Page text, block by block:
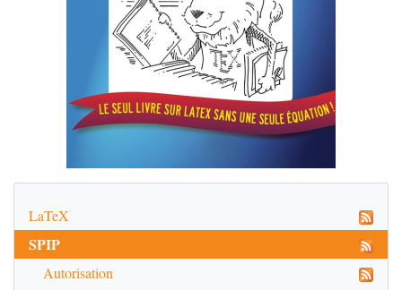
LaTeX
SPIP
Autorisation